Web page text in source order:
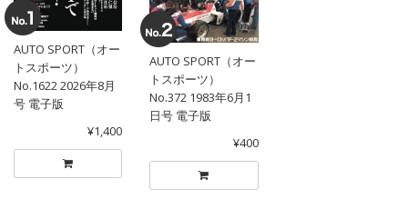
AUTO SPORT（オー
トスポーツ）
No.1622 2026年8月
号 電子版
¥1,400
AUTO SPORT（オー
トスポーツ）
No.372 1983年6月1
日号 電子版
¥400